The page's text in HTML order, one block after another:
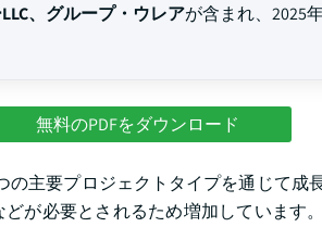
、グループ・ウレアが含まれ、2025
無料のPDFをダウンロード
主要プロジェクトタイプを通じて成
が必要とされるため増加しています